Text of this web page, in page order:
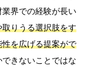
界での経験が長い
りうる選択肢をす
を広げる提案がで
きないことではな